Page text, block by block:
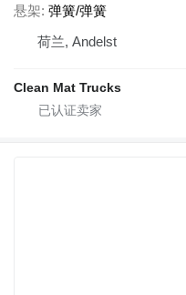
悬架 弹簧/弹簧
荷兰, Andelst
Clean Mat Trucks